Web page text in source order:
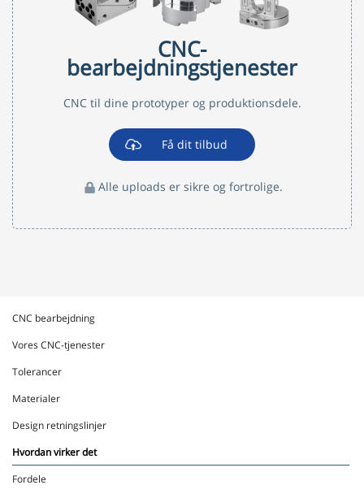
CNC-
bearbejdningstjenester
CNC til dine prototyper og produktionsdele.
Få dit tilbud
Alle uploads er sikre og fortrolige.
CNC bearbejdning
Vores CNC-tjenester
Tolerancer
Materialer
Design retningslinjer
Hvordan virker det
Fordele